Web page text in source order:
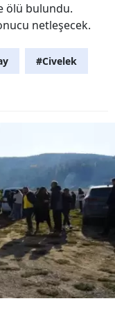
ölü bulundu.
netleşecek.
#Civelek